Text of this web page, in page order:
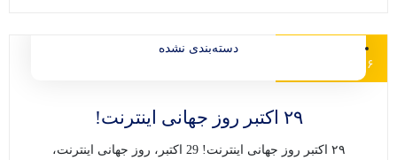
۶ , مرداد , ۱۴۰۰
دسته‌بندی نشده
۲۹ اکتبر روز جهانی اینترنت!
۲۹ اکتبر روز جهانی اینترنت! 29 اکتبر، روز جهانی اینترنت،